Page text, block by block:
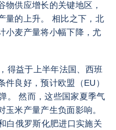
物供应增长的关键地区，
量的上升。 相比之下，北
小麦产量将小幅下降，尤
得益于上半年法国、西班
良好，预计欧盟（EU）
。 然而，这些国家夏季气
米产量产生负面影响。
白俄罗斯化肥进口实施关